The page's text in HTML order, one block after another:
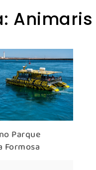
Animaris
Parque
Formosa